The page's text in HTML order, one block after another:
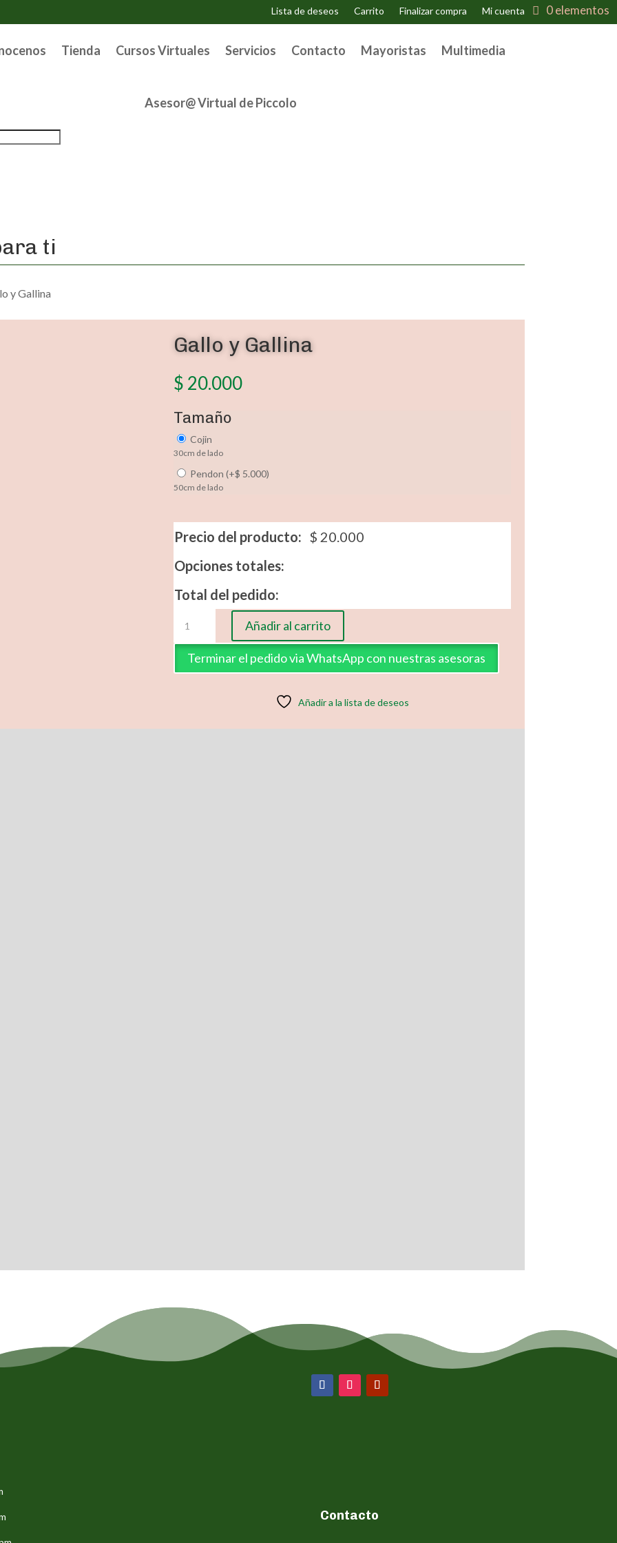
Lista de deseos Carrito Finalizar compra Mi cuenta 0 elementos
Tienda Cursos Virtuales Servicios Contacto Mayoristas Multimedia
Asesor@ Virtual de Piccolo
ti
y Gallina
Gallo y Gallina
$ 20.000
Tamaño
Cojin
30cm de lado
Pendon(+$ 5.000)
50cm de lado
Precio del producto: $ 20.000
Opciones totales:
Total del pedido:
Gallina
cantidad
Añadir al carrito
Terminar el pedido via WhatsApp con nuestras asesoras
Añadir a la lista de deseos
Contacto